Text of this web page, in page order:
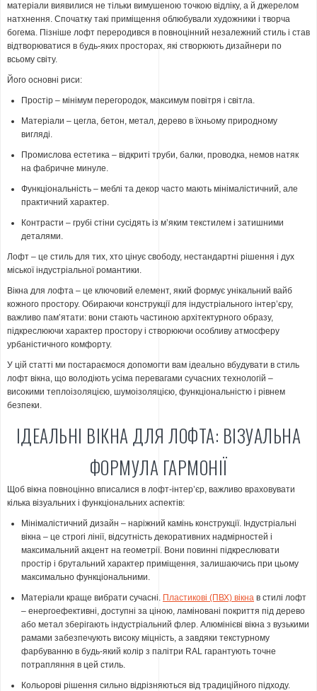
матеріали виявилися не тільки вимушеною точкою відліку, а й джерелом
натхнення. Спочатку такі приміщення облюбували художники і творча
богема. Пізніше лофт переродився в повноцінний незалежний стиль і став
відтворюватися в будь-яких просторах, які створюють дизайнери по
всьому світу.
Його основні риси:
Простір – мінімум перегородок, максимум повітря і світла.
Матеріали – цегла, бетон, метал, дерево в їхньому природному
вигляді.
Промислова естетика – відкриті труби, балки, проводка, немов натяк
на фабричне минуле.
Функціональність – меблі та декор часто мають мінімалістичний, але
практичний характер.
Контрасти – грубі стіни сусідять із м’яким текстилем і затишними
деталями.
Лофт – це стиль для тих, хто цінує свободу, нестандартні рішення і дух
міської індустріальної романтики.
Вікна для лофта – це ключовий елемент, який формує унікальний вайб
кожного простору. Обираючи конструкції для індустріального інтер’єру,
важливо пам’ятати: вони стають частиною архітектурного образу,
підкреслюючи характер простору і створюючи особливу атмосферу
урбаністичного комфорту.
У цій статті ми постараємося допомогти вам ідеально вбудувати в стиль
лофт вікна, що володіють усіма перевагами сучасних технологій –
високими теплоізоляцією, шумоізоляцією, функціональністю і рівнем
безпеки.
ІДЕАЛЬНІ ВІКНА ДЛЯ ЛОФТА: ВІЗУАЛЬНА
ФОРМУЛА ГАРМОНІЇ
Щоб вікна повноцінно вписалися в лофт-інтер’єр, важливо враховувати
кілька візуальних і функціональних аспектів:
Мінімалістичний дизайн – наріжний камінь конструкції. Індустріальні
вікна – це строгі лінії, відсутність декоративних надмірностей і
максимальний акцент на геометрії. Вони повинні підкреслювати
простір і брутальний характер приміщення, залишаючись при цьому
максимально функціональними.
Матеріали краще вибрати сучасні. Пластикові (ПВХ) вікна в стилі лофт
– енергоефективні, доступні за ціною, ламіновані покриття під дерево
або метал зберігають індустріальний флер. Алюмінієві вікна з вузькими
рамами забезпечують високу міцність, а завдяки текстурному
фарбуванню в будь-який колір з палітри RAL гарантують точне
потрапляння в цей стиль.
Кольорові рішення сильно відрізняються від традиційного підходу.